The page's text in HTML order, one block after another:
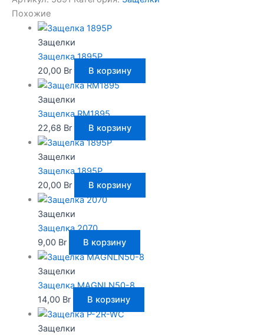
Похожие
Защелки
Защелка 1895P
20,00 Br В корзину
Защелки
Защелка RM1895
22,68 Br В корзину
Защелки
Защелка 1895P
20,00 Br В корзину
Защелки
Защелка 2070
9,00 Br В корзину
Защелки
Защелка MAGNLN50-8
14,00 Br В корзину
Защелки